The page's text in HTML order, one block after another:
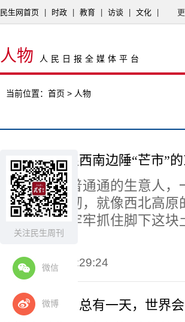
关注民生周刊
微信
微博
民生网首页 时政 教育 访谈 文化
人物 人民日报全媒体平台
当前位置： 首页 > 人物
张永祥：扎根西南边陲“芒市”
他是一个普普通通的生意人
诚、一份坚韧，就像西北高
瘠但无畏，牢牢抓住脚下这
叶茂。
2015-01-19 13:29:24
苑振贵博士：总有一天，世界